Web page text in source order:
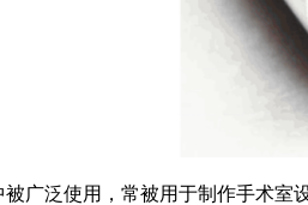
泛使用，常被用于制作手术室